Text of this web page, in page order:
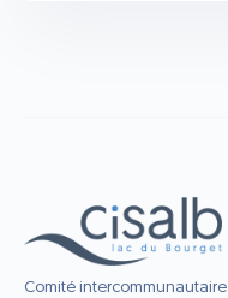
Comité intercommunautaire